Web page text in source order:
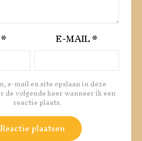
* E-MAIL*
e-mail en site opslaan in deze
de volgende keer wanneer ik een
reactie plaats.